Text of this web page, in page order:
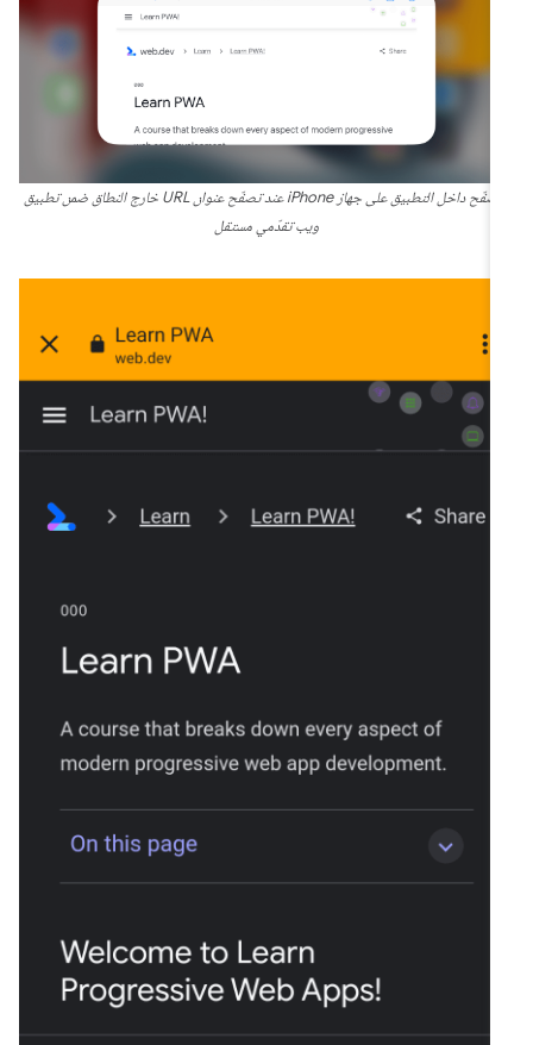
متصفّح داخل التطبيق على جهاز iPhone عند تصفّح عنوان URL خارج النطاق ضمن تطبيق
ويب تقدّمي مستقل